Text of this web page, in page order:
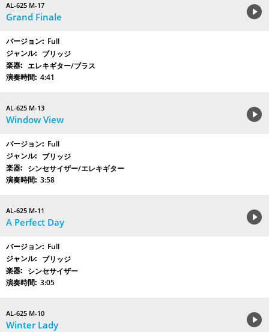
AL-625 M-17
Grand Finale
Full
ブリッジ
エレキギター/ブラス
4:41
AL-625 M-13
Window View
Full
ブリッジ
シンセサイザー/エレキギター
3:58
AL-625 M-11
A Perfect Day
Full
ブリッジ
シンセサイザー
3:05
AL-625 M-10
Winter Lady